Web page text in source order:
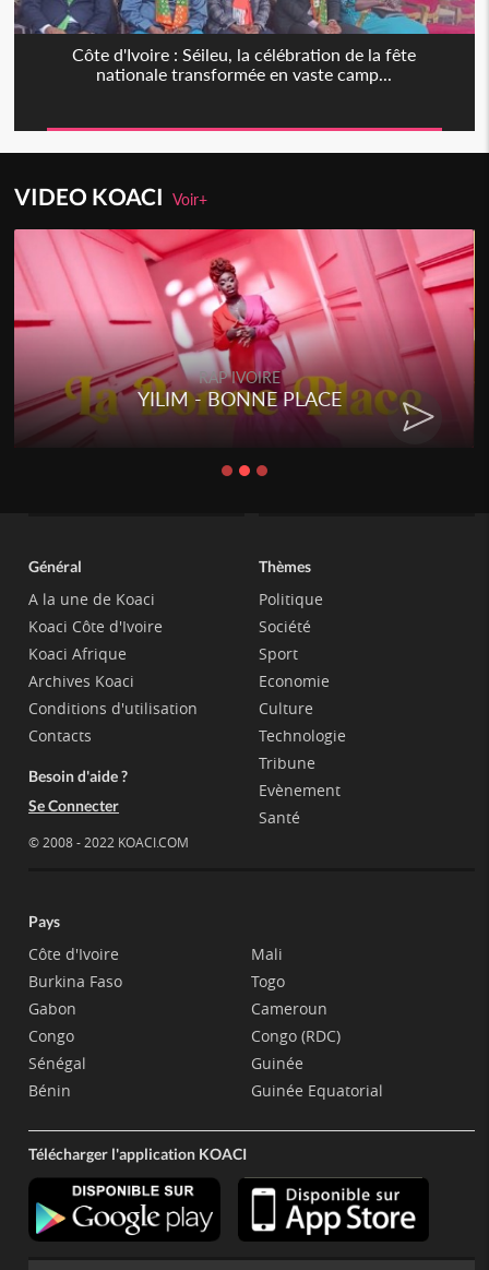
Côte d'Ivoire : Séileu, la célébration de la fête
nationale transformée en vaste camp...
VIDEO KOACIVoir+
RAP IVOIRE
YILIM - BONNE PLACE
Général
A la une de Koaci
Koaci Côte d'Ivoire
Koaci Afrique
Archives Koaci
Conditions d'utilisation
Contacts
Besoin d'aide ?
Se Connecter
© 2008 - 2022 KOACI.COM
Thèmes
Politique
Société
Sport
Economie
Culture
Technologie
Tribune
Evènement
Santé
Pays
Côte d'Ivoire
Burkina Faso
Gabon
Congo
Sénégal
Bénin
Mali
Togo
Cameroun
Congo (RDC)
Guinée
Guinée Equatorial
Télécharger l'application KOACI